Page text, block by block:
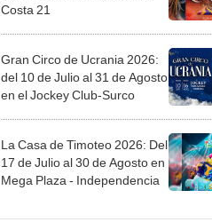
Costa 21
Gran Circo de Ucrania 2026:
del 10 de Julio al 31 de Agosto
en el Jockey Club-Surco
La Casa de Timoteo 2026: Del
17 de Julio al 30 de Agosto en
Mega Plaza - Independencia